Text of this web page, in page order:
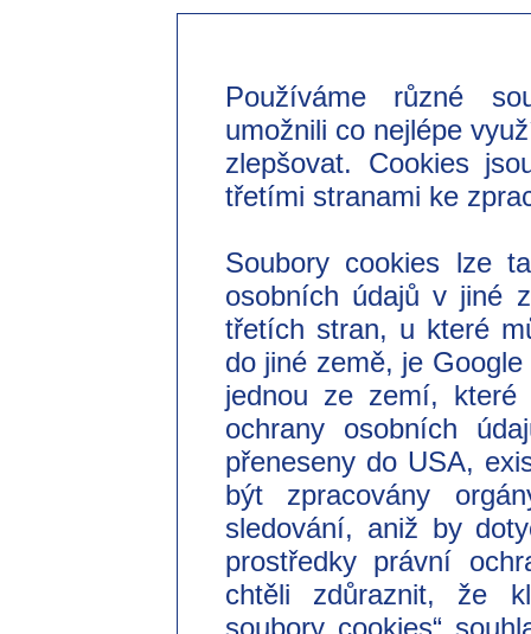
Používáme různé
umožnili co nejlépe
zlepšovat. Cookies
třetími stranami ke
Soubory cookies lze
osobních údajů v jiné
třetích stran, u které
do jiné země, je
jednou ze zemí, které
ochrany osobních
přeneseny do USA,
být zpracovány
sledování, aniž by
prostředky právní
chtěli zdůraznit, že
soubory cookies“